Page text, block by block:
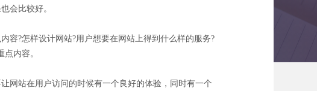
会比较好。
?怎样设计网站?用户想要在网站上得到什么样的服务?
内容。
站在用户访问的时候有一个良好的体验，同时有一个